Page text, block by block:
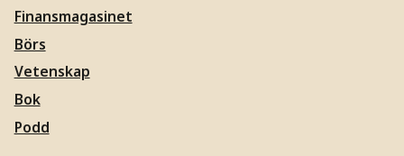
Finansmagasinet
Börs
Vetenskap
Bok
Podd